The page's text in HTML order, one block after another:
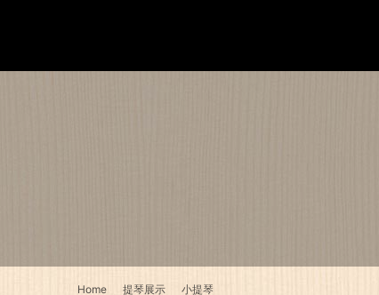
Home 提琴展示 小提琴